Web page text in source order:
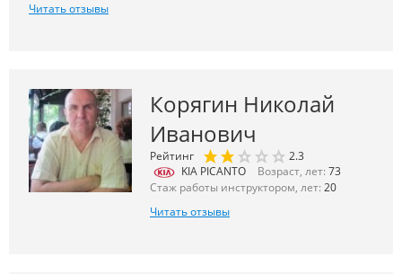
Читать отзывы
Корягин Николай
Иванович
Рейтинг
2.3
KIA PICANTO
Возраст, лет: 73
Стаж работы инструктором, лет: 20
Читать отзывы